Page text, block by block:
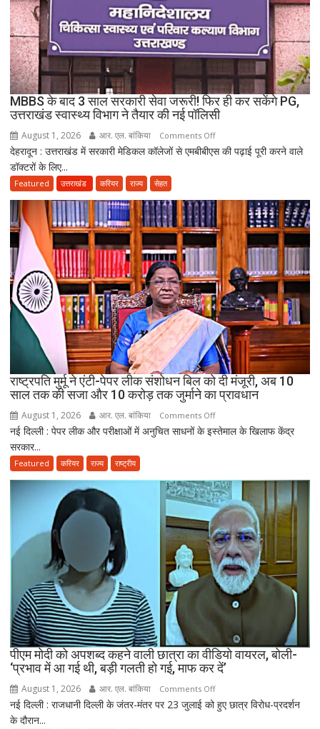
जिंदगियां,
दो
की
दर्दनाक
मौत,
दो
अब
भी
लापता
MBBS के बाद 3 साल सरकारी सेवा जरूरी! फिर ही कर सकेंगे PG,
उत्तराखंड स्वास्थ्य विभाग ने तैयार की नई पॉलिसी
August 1, 2026 आर. एल. बांकिया Comments Offon
MBBS
3
साल
सरकारी
सेवा
जरूरी!
फिर
ही
कर
सकेंगे
PG,
उत्तराखंड
स्वास्थ्य
विभाग
ने
तैयार
की
देहरादून : उत्तराखंड में सरकारी मेडिकल कॉलेजों से एमबीबीएस की पढ़ाई पूरी करने वाले
डॉक्टरों के लिए...
Featured उत्तराखंड करियर राज्य सेहत
राष्ट्रपति मुर्मू ने एंटी-पेपर लीक संशोधन बिल को दी मंजूरी, अब 10
साल तक की सजा और 10 करोड़ तक जुर्माने का प्रावधान
August 1, 2026 आर. एल. बांकिया Comments Offon
राष्ट्रपति
पेपर
लीक
संशोधन
बिल
को
दी
मंजूरी,
तक
की
10
नई दिल्ली : पेपर लीक और परीक्षाओं में अनुचित साधनों के इस्तेमाल के खिलाफ केंद्र
सरकार...
Featured करियर राज्य राष्ट्रीय
पीएम मोदी को अपशब्द कहने वाली छात्रा का वीडियो वायरल, बोली-
‘प्रभाव में आ गई थी, बड़ी गलती हो गई, माफ कर दें’
August 1, 2026 आर. एल. बांकिया Comments Offon
पीएम
नई दिल्ली : राजधानी दिल्ली के जंतर-मंतर पर 23 जुलाई को हुए छात्र विरोध-प्रदर्शन
के दौरान...